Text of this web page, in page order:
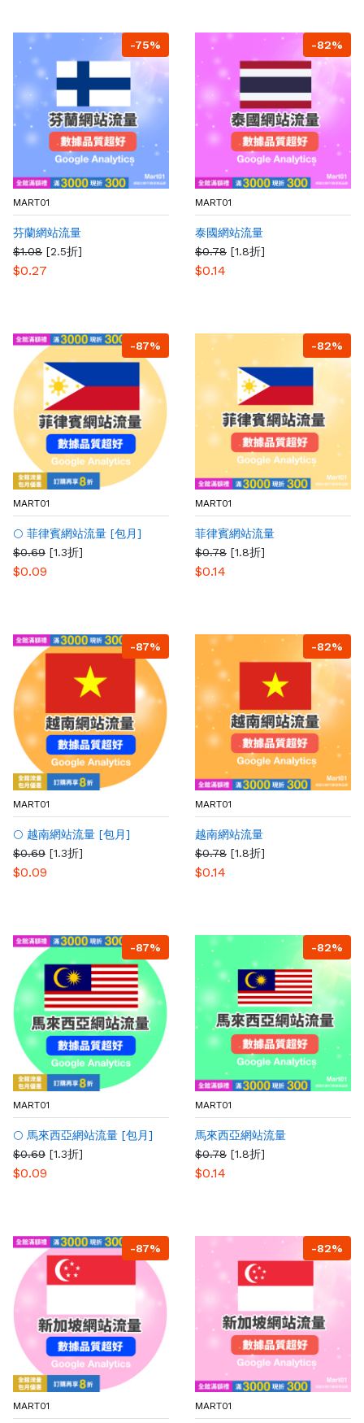
-75%
MART01
芬蘭網站流量
$1.08 [2.5折]
$0.27
-82%
MART01
泰國網站流量
$0.78 [1.8折]
$0.14
-87%
MART01
🌕 菲律賓網站流量 [包月]
$0.69 [1.3折]
$0.09
-82%
MART01
菲律賓網站流量
$0.78 [1.8折]
$0.14
-87%
MART01
🌕 越南網站流量 [包月]
$0.69 [1.3折]
$0.09
-82%
MART01
越南網站流量
$0.78 [1.8折]
$0.14
-87%
MART01
🌕 馬來西亞網站流量 [包月]
$0.69 [1.3折]
$0.09
-82%
MART01
馬來西亞網站流量
$0.78 [1.8折]
$0.14
-87%
MART01
-82%
MART01